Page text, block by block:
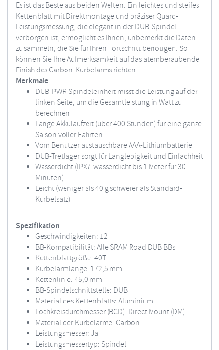
Es ist das Beste aus beiden Welten. Ein leichtes und steifes
Kettenblatt mit Direktmontage und präziser Quarq-
Leistungsmessung, die elegant in der DUB-Spindel
verborgen ist, ermöglicht es Ihnen, unbemerkt die Daten
zu sammeln, die Sie für Ihren Fortschritt benötigen. So
können Sie Ihre Aufmerksamkeit auf das atemberaubende
Finish des Carbon-Kurbelarms richten.
Merkmale
DUB-PWR-Spindeleinheit misst die Leistung auf der
linken Seite, um die Gesamtleistung in Watt zu
berechnen
Lange Akkulaufzeit (über 400 Stunden) für eine ganze
Saison voller Fahrten
Vom Benutzer austauschbare AAA-Lithiumbatterie
DUB-Tretlager sorgt für Langlebigkeit und Einfachheit
Wasserdicht (IPX7-wasserdicht bis 1 Meter für 30
Minuten)
Leicht (weniger als 40 g schwerer als Standard-
Kurbelsatz)
Spezifikation
Geschwindigkeiten: 12
BB-Kompatibilität: Alle SRAM Road DUB BBs
Kettenblattgröße: 40T
Kurbelarmlänge: 172,5 mm
Kettenlinie: 45,0 mm
BB-Spindelschnittstelle: DUB
Material des Kettenblatts: Aluminium
Lochkreisdurchmesser (BCD): Direct Mount (DM)
Material der Kurbelarme: Carbon
Leistungsmesser: Ja
Leistungsmessertyp: Spindel